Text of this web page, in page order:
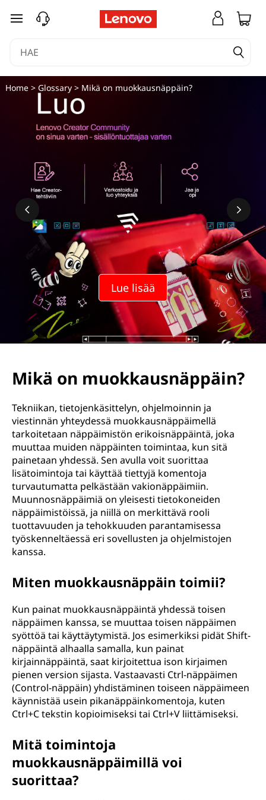
M
ä
s
siirry pääsisältöön
Lue lisää
Home> Glossary> Mikä on muokkausnäppäin?
Mikä on muokkausnäppäin?
Tekniikan, tietojenkäsittelyn, ohjelmoinnin ja
viestinnän yhteydessä muokkausnäppäimellä
tarkoitetaan näppäimistön erikoisnäppäintä, joka
muuttaa muiden näppäinten toimintaa, kun sitä
painetaan yhdessä. Sen avulla voit suorittaa
lisätoimintoja tai käyttää tiettyjä komentoja
turvautumatta pelkästään vakionäppäimiin.
Muunnosnäppäimiä on yleisesti tietokoneiden
näppäimistöissä, ja niillä on merkittävä rooli
tuottavuuden ja tehokkuuden parantamisessa
työskenneltäessä eri sovellusten ja ohjelmistojen
kanssa.
Miten muokkausnäppäin toimii?
Kun painat muokkausnäppäintä yhdessä toisen
näppäimen kanssa, se muuttaa toisen näppäimen
syöttöä tai käyttäytymistä. Jos esimerkiksi pidät Shift-
näppäintä alhaalla samalla, kun painat
kirjainnäppäintä, saat kirjoitettua ison kirjaimen
pienen version sijasta. Vastaavasti Ctrl-näppäimen
(Control-näppäin) yhdistäminen toiseen näppäimeen
käynnistää usein pikanäppäinkomentoja, kuten
Ctrl+C tekstin kopioimiseksi tai Ctrl+V liittämiseksi.
Mitä toimintoja
muokkausnäppäimillä voi
suorittaa?